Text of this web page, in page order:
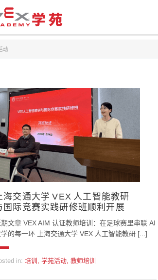
动
海交通大学 VEX 人工智能教研
国际竞赛实践研修班顺利开展
文章 VEX AIM 认证教师培训：在足球赛里串联 AI
的每一环 上海交通大学 VEX 人工智能教研 [...]
in: 培训 , 学苑活动, 教师培训